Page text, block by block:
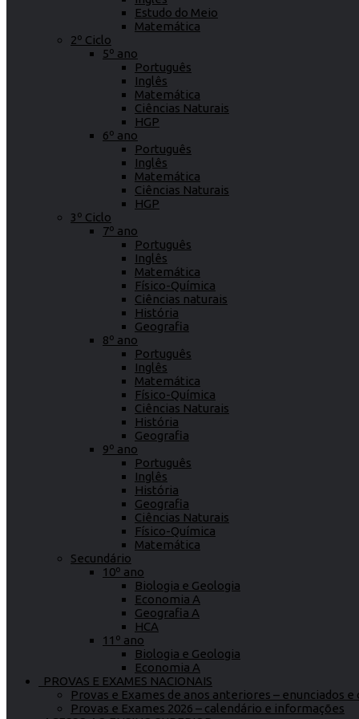
Estudo do Meio
Matemática
2º Ciclo
5º ano
Português
Inglês
Matemática
Ciências Naturais
HGP
6º ano
Português
Inglês
Matemática
Ciências Naturais
HGP
3º Ciclo
7º ano
Português
Inglês
Matemática
Físico-Química
Ciências naturais
História
Geografia
8º ano
Português
Inglês
Matemática
Físico-Química
Ciências Naturais
História
Geografia
9º ano
Português
Inglês
História
Geografia
Ciências Naturais
Físico-Química
Matemática
Secundário
10º ano
Biologia e Geologia
Economia A
Geografia A
HCA
11º ano
Biologia e Geologia
Economia A
PROVAS E EXAMES NACIONAIS
Provas e Exames de anos anteriores – enunciados
Provas e Exames 2026 – calendário e informações